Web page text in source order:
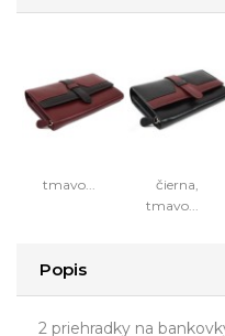
tmavo...
čierna,
tmavo...
Popis
2 priehradky na